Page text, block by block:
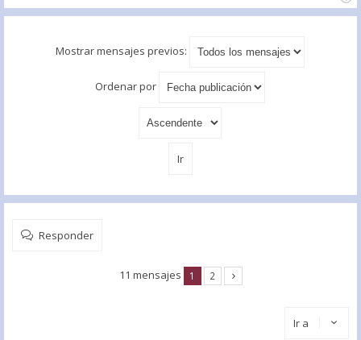
Mostrar mensajes previos:
Ordenar por
Responder
11 mensajes 1 2
Ir a